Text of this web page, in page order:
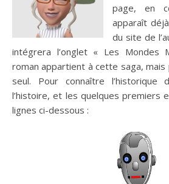
page, en
apparaît
du site de
intégrera l’onglet « Les Mondes
roman appartient à cette saga,
seul. Pour connaître l’historique
l’histoire, et les quelques premiers
lignes ci-dessous :